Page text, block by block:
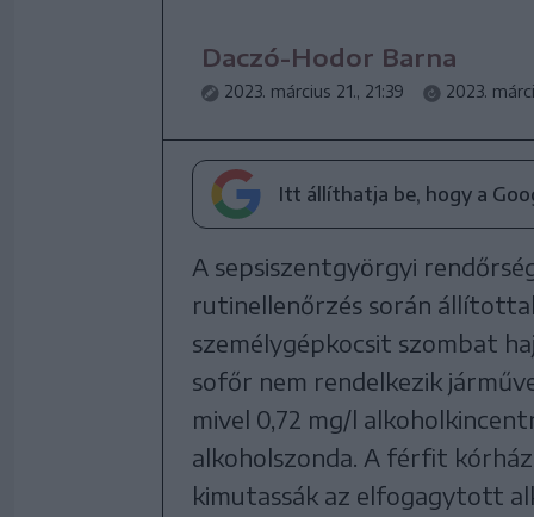
Daczó-Hodor Barna
2023. március 21., 21:39 2023.
Itt állíthatja be, hogy a
A sepsiszentgyörgyi
rutinellenőrzés során
személygépkocsit szombat
sofőr nem rendelkezik
mivel 0,72 mg/l
alkoholszonda. A férfit
kimutassák az elfogagytott